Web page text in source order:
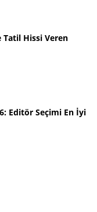
Tatil Hissi Veren
Editör Seçimi En İyi